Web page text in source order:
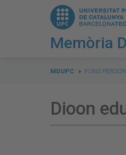
Memòria
are
MDUPC FONS
Dioon